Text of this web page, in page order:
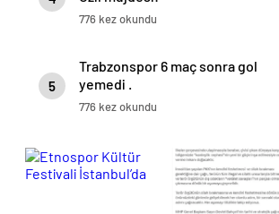
776 kez okundu
5
Trabzonspor 6 maç sonra gol
yemedi .
776 kez okundu